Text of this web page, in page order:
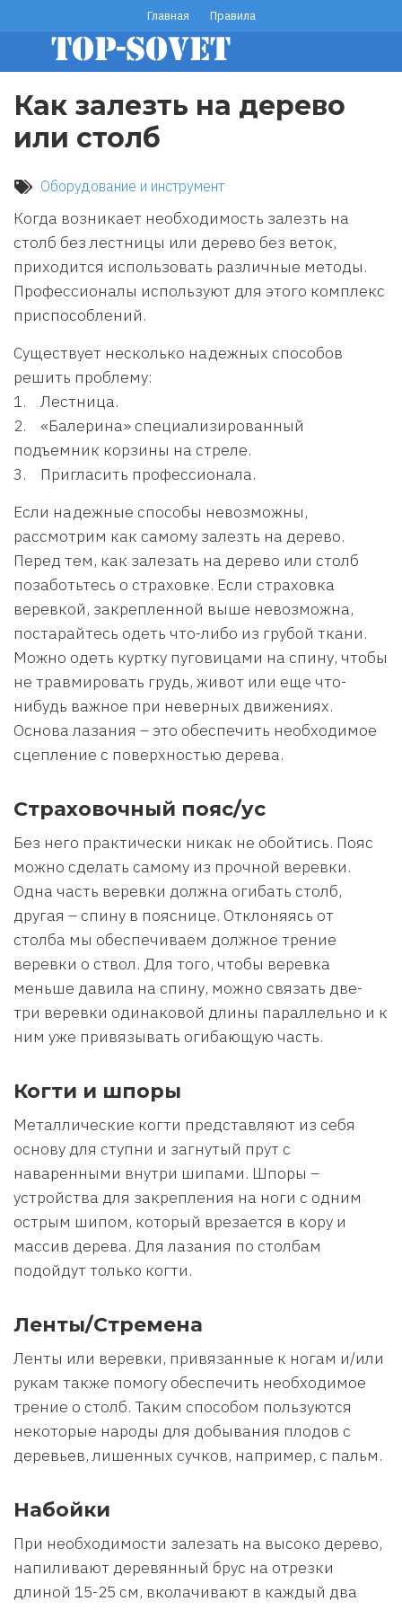
основному
содержанию
footer
menu
Главная Правила
Как залезть на дерево
или столб
Оборудование и инструмент
Когда возникает необходимость залезть на
столб без лестницы или дерево без веток,
приходится использовать различные методы.
Профессионалы используют для этого комплекс
приспособлений.
Существует несколько надежных способов
решить проблему:
1. Лестница.
2. «Балерина» специализированный
подъемник корзины на стреле.
3. Пригласить профессионала.
Если надежные способы невозможны,
рассмотрим как самому залезть на дерево.
Перед тем, как залезать на дерево или столб
позаботьтесь о страховке. Если страховка
веревкой, закрепленной выше невозможна,
постарайтесь одеть что-либо из грубой ткани.
Можно одеть куртку пуговицами на спину, чтобы
не травмировать грудь, живот или еще что-
нибудь важное при неверных движениях.
Основа лазания – это обеспечить необходимое
сцепление с поверхностью дерева.
Страховочный пояс/ус
Без него практически никак не обойтись. Пояс
можно сделать самому из прочной веревки.
Одна часть веревки должна огибать столб,
другая – спину в пояснице. Отклоняясь от
столба мы обеспечиваем должное трение
веревки о ствол. Для того, чтобы веревка
меньше давила на спину, можно связать две-
три веревки одинаковой длины параллельно и к
ним уже привязывать огибающую часть.
Когти и шпоры
Металлические когти представляют из себя
основу для ступни и загнутый прут с
наваренными внутри шипами. Шпоры –
устройства для закрепления на ноги с одним
острым шипом, который врезается в кору и
массив дерева. Для лазания по столбам
подойдут только когти.
Ленты/Стремена
Ленты или веревки, привязанные к ногам и/или
рукам также помогу обеспечить необходимое
трение о столб. Таким способом пользуются
некоторые народы для добывания плодов с
деревьев, лишенных сучков, например, с пальм.
Набойки
При необходимости залезать на высоко дерево,
напиливают деревянный брус на отрезки
длиной 15-25 см, вколачивают в каждый два